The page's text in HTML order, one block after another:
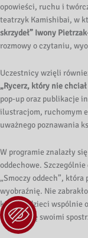
opowieści, ruchu i
teatrzyk Kamishibai, w
skrzydeł” Iwony
rozmowy o czytaniu,
Uczestnicy wzięli
„Rycerz, który nie
pop-up oraz publikacje
ilustracjom, ruchomym
uważnego poznawania
W programie znalazły
oddechowe.
„Smoczy oddech”,
wyobraźnię. Nie
których dzieci wspólnie
dzieliły się swoimi